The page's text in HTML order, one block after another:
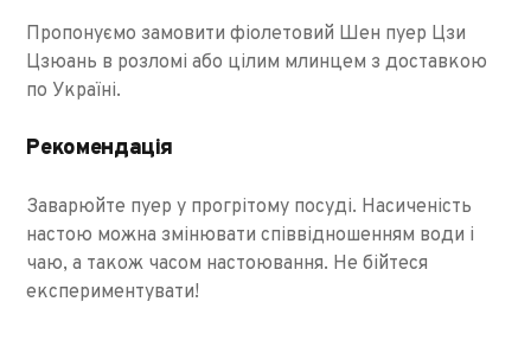
Пропонуємо замовити фіолетовий Шен пуер Цзи
Цзюань в розломі або цілим млинцем з доставкою
по Україні.
Рекомендація
Заварюйте пуер у прогрітому посуді. Насиченість
настою можна змінювати співвідношенням води і
чаю, а також часом настоювання. Не бійтеся
експериментувати!